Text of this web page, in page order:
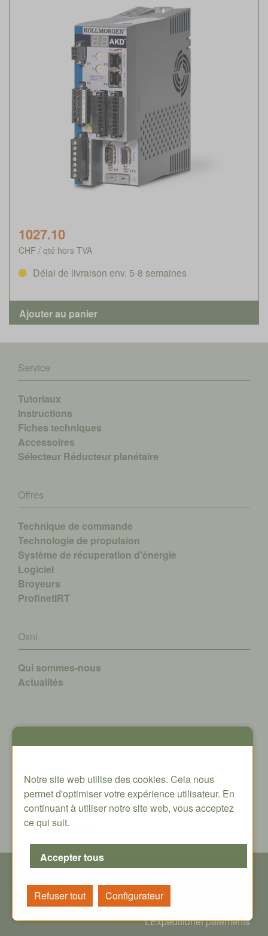
1027.10
CHF / qté hors TVA
Délai de livraison env. 5-8 semaines
Service
Tutoriaux
Instructions
Fiches techniques
Accessoires
Sélecteur Réducteur planétaire
Offres
Technique de commande
Technologie de propulsion
Système de récuperation d'énergie
Logiciel
Broyeurs
ProfinetIRT
Oxni
Qui sommes-nous
Actualités
Klosterstrasse 34
8406 Winterthur
info@oxni.ch
+41 52 551 00 40
© Copyright - Tous droits réservés| Oxni GmbH
Impressum|GCV|Protection des données
LExpéditionet paiements
Notre site web utilise des cookies. Cela nous
permet d'optimiser votre expérience utilisateur. En
continuant à utiliser notre site web, vous acceptez
ce qui suit.